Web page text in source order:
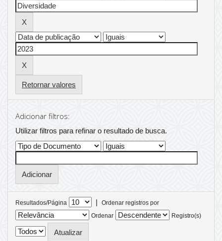
Retornar valores
Adicionar filtros:
Utilizar filtros para refinar o resultado de busca.
Resultados/Página |
Ordenar registros por
Ordenar
Registro(s)